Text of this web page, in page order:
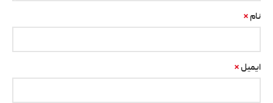
نام *
ایمیل *